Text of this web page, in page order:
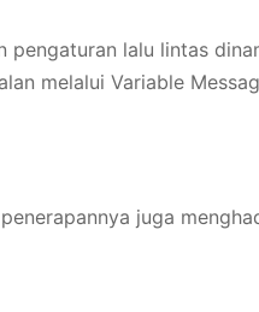
pengaturan lalu lintas
melalui Variable
juga